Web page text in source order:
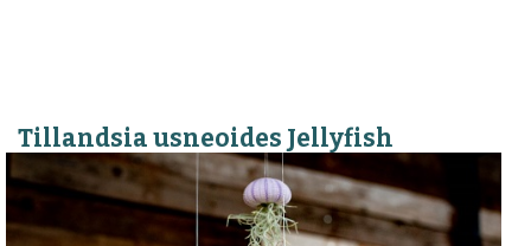
Tillandsia usneoides Jellyfish